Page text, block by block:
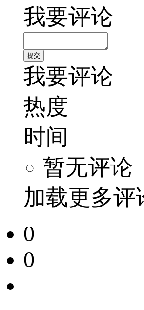
我要评论
我要评论
热度
时间
暂无评论
加载更多评
0
0